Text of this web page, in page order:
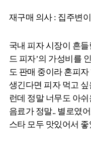
재구매 의사 : 집주
국내 피자 시장이 흔
드 피자’의 가성비를
도 판매 중이라 혼피
생긴다면 피자 먹고
런데 정말 너무도 아
음료가 정말.. 별로였
스타 모두 맛있어서